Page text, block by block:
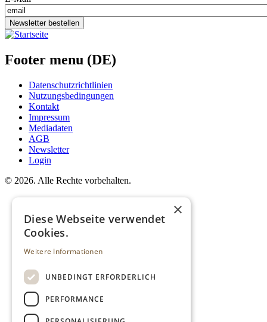
Newsletter bestellen
Footer menu (DE)
Datenschutzrichtlinien
Nutzungsbedingungen
Kontakt
Impressum
Mediadaten
AGB
Newsletter
Login
© 2026. Alle Rechte vorbehalten.
×
Diese Webseite verwendet
Cookies.
Weitere Informationen
UNBEDINGT ERFORDERLICH
PERFORMANCE